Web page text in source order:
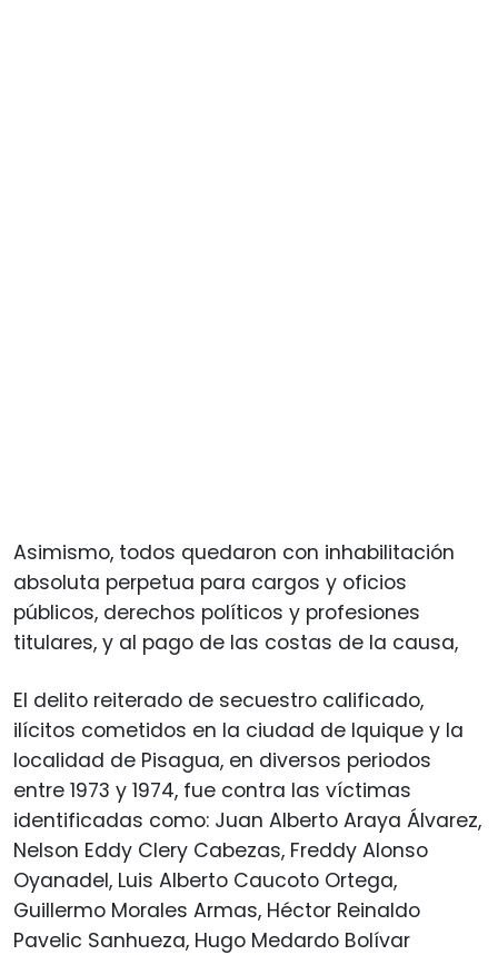
Asimismo, todos quedaron con inhabilitación
absoluta perpetua para cargos y oficios
públicos, derechos políticos y profesiones
titulares, y al pago de las costas de la causa,
El delito reiterado de secuestro calificado,
ilícitos cometidos en la ciudad de Iquique y la
localidad de Pisagua, en diversos periodos
entre 1973 y 1974, fue contra las víctimas
identificadas como: Juan Alberto Araya Álvarez,
Nelson Eddy Clery Cabezas, Freddy Alonso
Oyanadel, Luis Alberto Caucoto Ortega,
Guillermo Morales Armas, Héctor Reinaldo
Pavelic Sanhueza, Hugo Medardo Bolívar